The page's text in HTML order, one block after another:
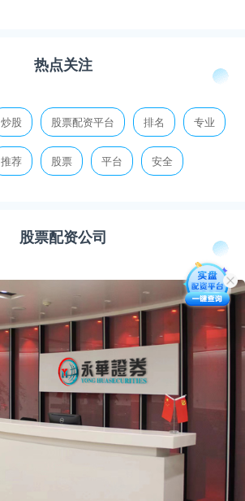
热点关注
炒股 股票配资平台 排名 专业
推荐 股票 平台 安全
股票配资公司